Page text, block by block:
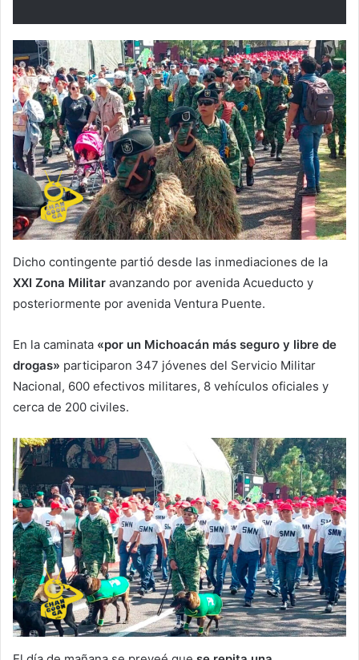
Dicho contingente partió desde las inmediaciones de la
XXI Zona Militar avanzando por avenida Acueducto y
posteriormente por avenida Ventura Puente.
En la caminata «por un Michoacán más seguro y libre de
drogas» participaron 347 jóvenes del Servicio Militar
Nacional, 600 efectivos militares, 8 vehículos oficiales y
cerca de 200 civiles.